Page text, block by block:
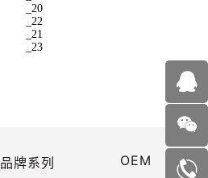
品牌系列 OEM